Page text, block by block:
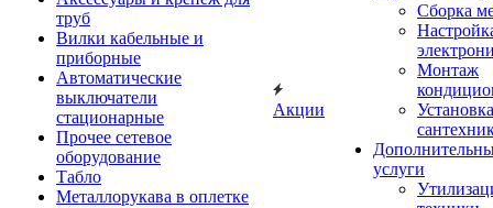
труб
Вилки кабельные и
приборные
Автоматические
выключатели
стационарные
Прочее сетевое
оборудование
Табло
Металлорукава в оплетке
Акции
Сборка
Монтаж
Установка
услуги